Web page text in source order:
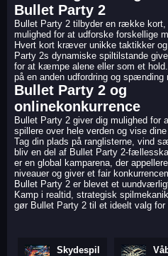
Bullet Party 2
Bullet Party 2 tilbyder en række kort,
mulighed for at udforske forskellige
Hvert kort kræver unikke taktikker
Party 2s dynamiske spiltilstande
for at kæmpe alene eller som et
på en anden udfordring og spænding
Bullet Party 2 og
onlinekonkurrence
Bullet Party 2 giver dig mulighed for
spillere over hele verden og vise
Tag din plads på ranglisterne, vind
bliv en del af Bullet Party 2-
er en global kamparena, der
niveauer og giver et fair
Bullet Party 2 er blevet et
Kamp i realtid, strategisk
gør Bullet Party 2 til et ideelt valg for
Skydespil